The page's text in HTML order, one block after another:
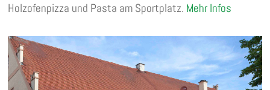
Holzofenpizza und Pasta am Sportplatz. Mehr Infos